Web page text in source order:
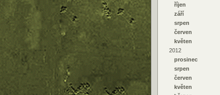
říjen
září
srpen
červen
květen
2012
prosinec
srpen
červen
květen